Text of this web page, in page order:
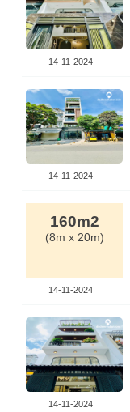
14-11-2024
14-11-2024
160m2
(8m x 20m)
14-11-2024
14-11-2024